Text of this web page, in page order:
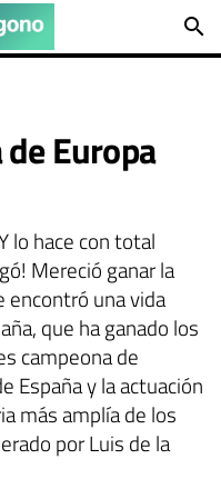
search
Europa
lo hace con total
Mereció ganar la
encontró una vida
que ha ganado los
campeona de
España y la actuación
más amplía de los
por Luis de la